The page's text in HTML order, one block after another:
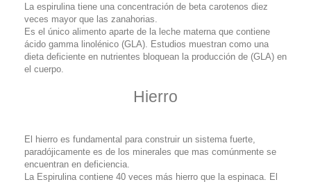
La espirulina tiene una concentración de beta carotenos diez
veces mayor que las zanahorias.
Es el único alimento aparte de la leche materna que contiene
ácido gamma linolénico (GLA). Estudios muestran como una
dieta deficiente en nutrientes bloquean la producción de (GLA) en
el cuerpo.
Hierro
El hierro es fundamental para construir un sistema fuerte,
paradójicamente es de los minerales que mas comúnmente se
encuentran en deficiencia.
La Espirulina contiene 40 veces más hierro que la espinaca. El